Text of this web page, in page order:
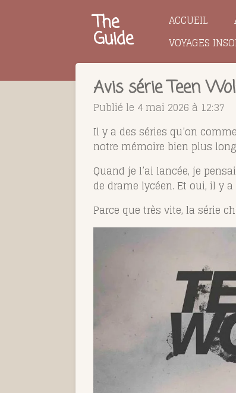
The
Guide
ACCUEIL
VOYAGES
Avis série Teen
Publié le 4 mai 2026 à 12:37
Il y a des séries qu’on
notre mémoire bien plus
Quand je l’ai lancée, je
de drame lycéen. Et oui, il y
Parce que très vite, la série